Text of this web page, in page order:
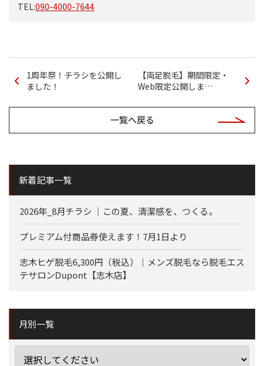
TEL:090-4000-7644
1周年祭！チラシを公開し
ました！
【両足脱毛】期間限定・
Web限定公開しま…
一覧へ戻る
新着記事一覧
2026年_8月チラシ ｜この夏、清潔感を、つくる。
プレミアム付商品券使えます！7月1日より
志木ヒゲ脱毛6,300円（税込）｜メンズ脱毛なら脱毛エス
テサロンDupont【志木店】
月別一覧